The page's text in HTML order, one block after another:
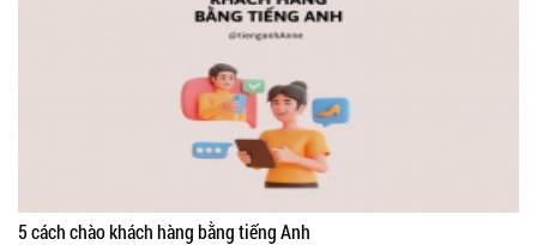
5 cách chào khách hàng bằng tiếng Anh